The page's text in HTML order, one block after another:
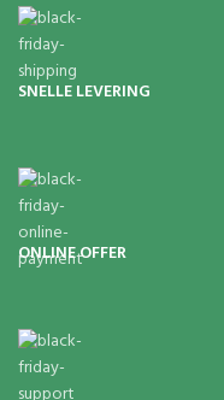
SNELLE LEVERING
ONLINE OFFER